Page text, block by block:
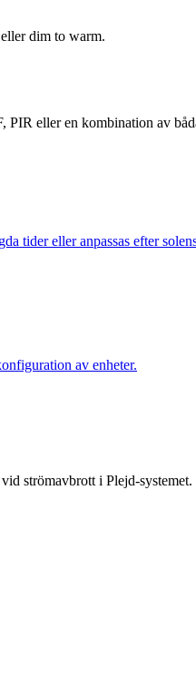
dim to warm.
eller en kombination av
tider eller anpassas efter
av enheter.
strömavbrott i Plejd-systemet.